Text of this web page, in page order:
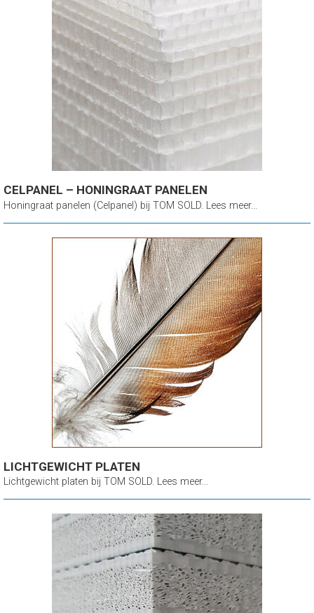
CELPANEL – HONINGRAAT PANELEN
Honingraat panelen (Celpanel) bij TOM SOLD. Lees meer...
LICHTGEWICHT PLATEN
Lichtgewicht platen bij TOM SOLD. Lees meer...